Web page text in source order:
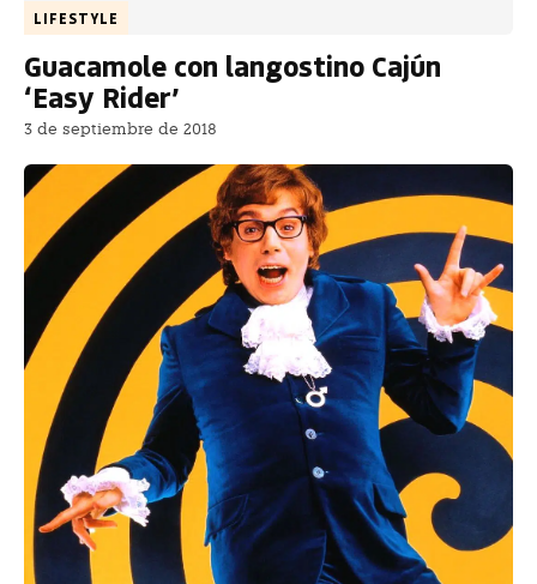
LIFESTYLE
Guacamole con langostino Cajún
‘Easy Rider’
3 de septiembre de 2018